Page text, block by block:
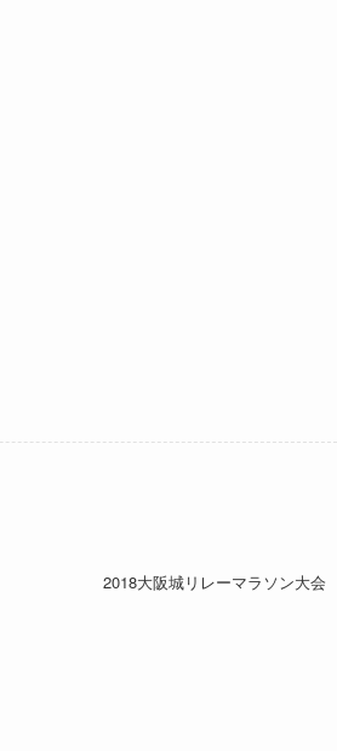
2018大阪城リレーマラソン大会